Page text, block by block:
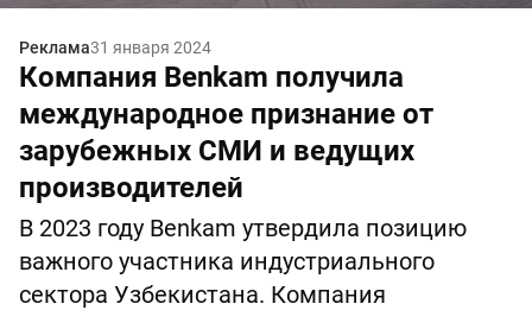
Реклама31 января 2024
Компания Benkam получила
международное признание от
зарубежных СМИ и ведущих
производителей
В 2023 году Benkam утвердила позицию
важного участника индустриального
сектора Узбекистана. Компания